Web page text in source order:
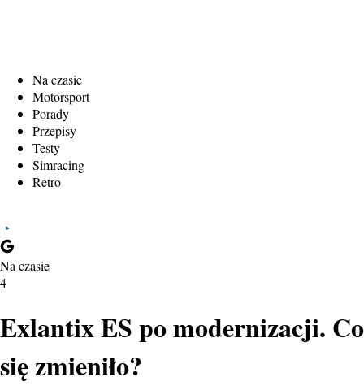
Na czasie
Motorsport
Porady
Przepisy
Testy
Simracing
Retro
Na czasie
4
Exlantix ES po modernizacji. Co
się zmieniło?